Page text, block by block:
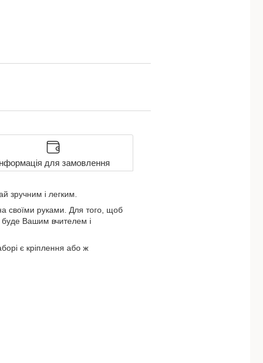
для замовлення
зручним і легким.
своїми руками. Для того, щоб
буде Вашим вчителем і
є кріплення або ж